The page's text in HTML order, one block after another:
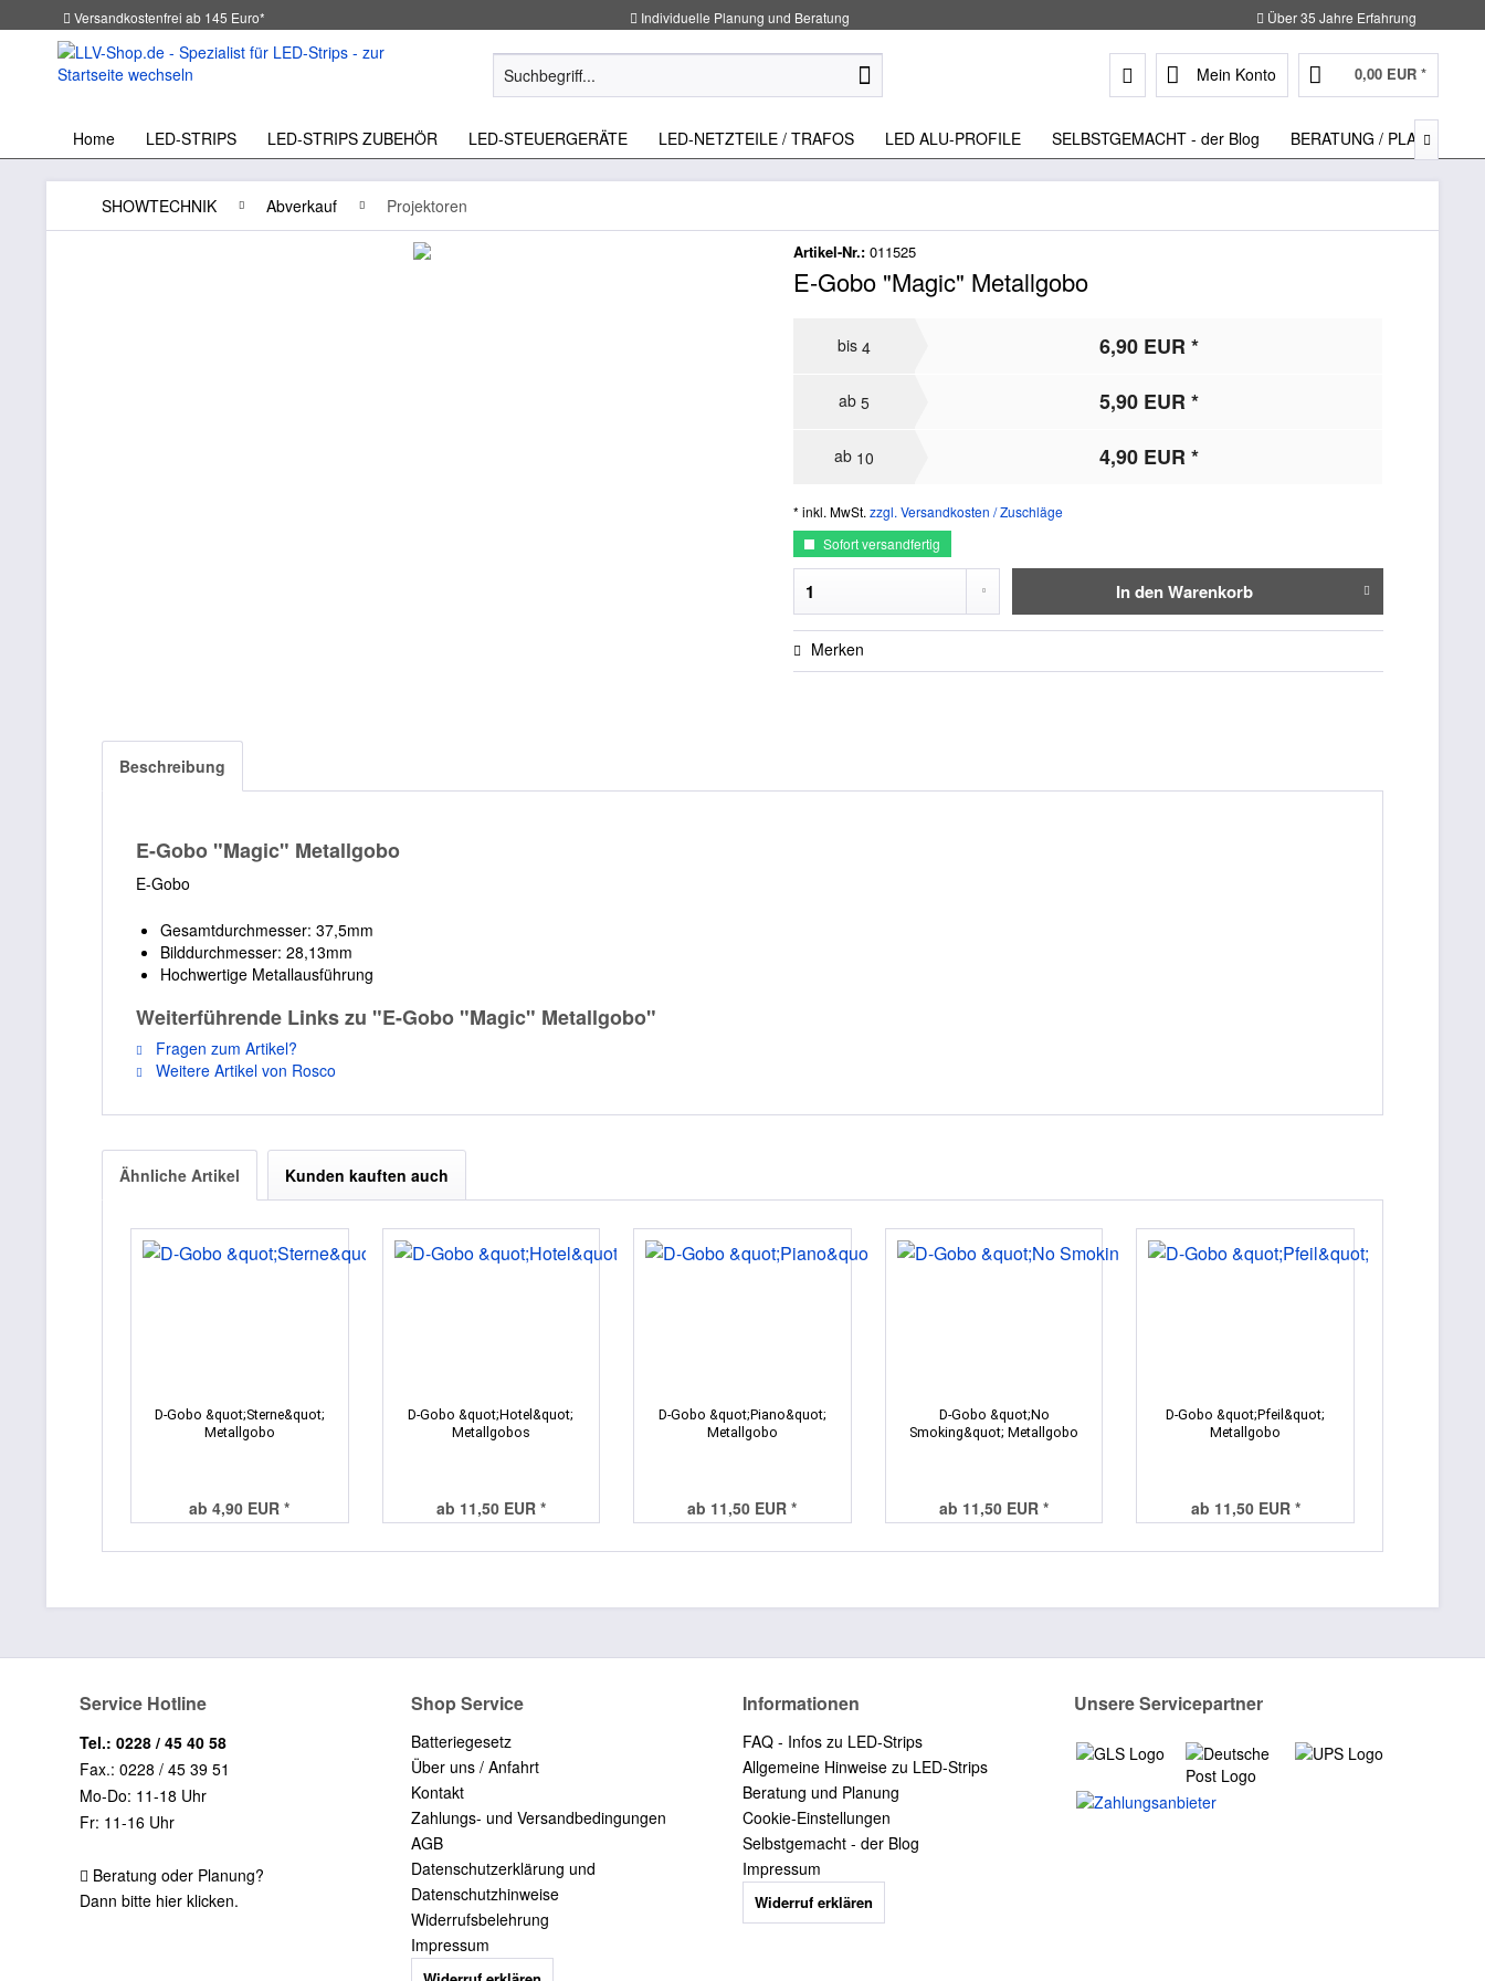
Versandkostenfrei ab 145 Euro* Individuelle Planung und Beratung Über 35 Jahre Erfahrung
Mein Konto 0,00 EUR *
Home LED-STRIPS LED-STRIPS ZUBEHÖR LED-STEUERGERÄTE LED-NETZTEILE / TRAFOS LED ALU-PROFILE SELBSTGEMACHT - der Blog BERATUNG / PLANUNG

SHOWTECHNIK Abverkauf Projektoren
Artikel-Nr.:011525
E-Gobo "Magic" Metallgobo
bis4 6,90 EUR *
ab5 5,90 EUR *
ab 10 4,90 EUR *
* inkl. MwSt.zzgl. Versandkosten / Zuschläge
Sofort versandfertig
In denWarenkorb
Merken
Beschreibung
E-Gobo "Magic" Metallgobo
E-Gobo
Gesamtdurchmesser: 37,5mm
Bilddurchmesser: 28,13mm
Hochwertige Metallausführung
Weiterführende Links zu "E-Gobo "Magic" Metallgobo"
Fragen zum Artikel?
Weitere Artikel von Rosco
Ähnliche Artikel Kunden kauften auch
D-Gobo &quot;Sterne&quot;
Metallgobo
ab 4,90 EUR *
D-Gobo &quot;Hotel&quot;
Metallgobos
ab 11,50 EUR *
D-Gobo &quot;Piano&quot;
Metallgobo
ab 11,50 EUR *
D-Gobo &quot;No
Smoking&quot; Metallgobo
ab 11,50 EUR *
D-Gobo &quot;Pfeil&quot;
Metallgobo
ab 11,50 EUR *
Service Hotline
Tel.: 0228 / 45 40 58
Fax.: 0228 / 45 39 51
Mo-Do: 11-18 Uhr
Fr: 11-16 Uhr
Beratung oder Planung?
Dann bitte hier klicken.
Shop Service
Batteriegesetz
Über uns / Anfahrt
Kontakt
Zahlungs- und Versandbedingungen
AGB
Datenschutzerklärung und
Datenschutzhinweise
Widerrufsbelehrung
Impressum
Informationen
FAQ - Infos zu LED-Strips
Allgemeine Hinweise zu LED-Strips
Beratung und Planung
Cookie-Einstellungen
Selbstgemacht - der Blog
Impressum
Widerruf erklären
Unsere Servicepartner